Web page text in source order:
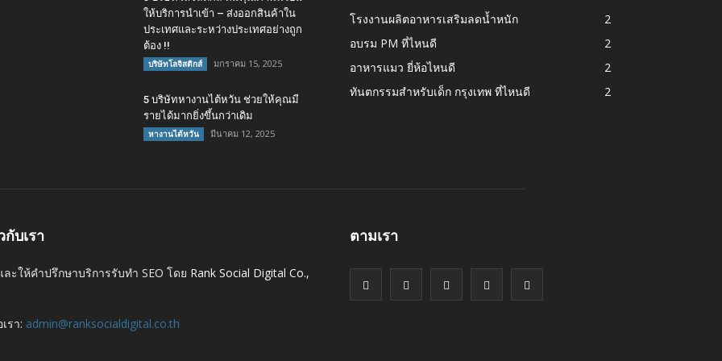
ให้บริการนำเข้า – ส่งออกสินค้าใน
ประเทศและระหว่างประเทศอย่างถูก
ต้อง !!
บริษัทโลจิสติกส์ มกราคม 15, 2025
5 บริษัทหางานไต้หวัน ช่วยให้คุณมี
รายได้มากยิ่งขึ้นกว่าเดิม
หางานไต้หวัน มีนาคม 12, 2025
โรงงานผลิตอาหารเสริมลดน้ำหนัก
2
อบรม PM ที่ไหนดี
2
อาหารแมว ยี่ห้อไหนดี
2
ทันตกรรมสำหรับเด็ก กรุงเทพ ที่ไหนดี
2
กับเรา
ะให้คำปรึกษาบริการรับทำ SEO โดย Rank Social Digital Co.,
รา: admin@ranksocialdigital.co.th
ตามเรา